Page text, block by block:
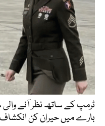
ٹرمپ کے ساتھ نظر آنے والی
بارے میں حیران کن انکشاف